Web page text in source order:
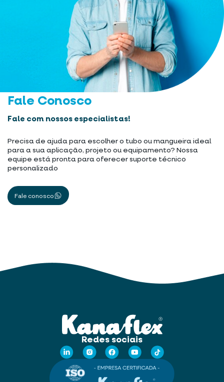
Fale Conosco
Fale com nossos especialistas!
Precisa de ajuda para escolher o tubo ou mangueira ideal
para a sua aplicação, projeto ou equipamento? Nossa
equipe está pronta para oferecer suporte técnico
personalizado
Fale conosco
Redes sociais